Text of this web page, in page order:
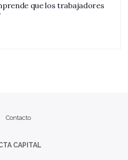
que los trabajadores
Contacto
CAPITAL